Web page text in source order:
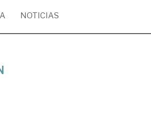
NOTICIAS